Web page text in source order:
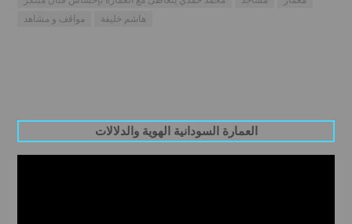
مواقف و مشاهد
هاشم خليفة
العمارة السودانية الهوية والدلالات